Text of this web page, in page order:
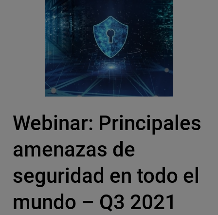
Webinar: Principales
amenazas de
seguridad en todo el
mundo – Q3 2021